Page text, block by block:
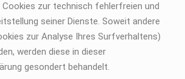
Cookies zur technisch fehlerfreien und
seiner Dienste. Soweit andere
zur Analyse Ihres Surfverhaltens)
werden diese in dieser
gesondert behandelt.